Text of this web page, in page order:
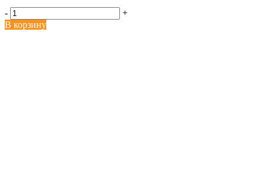
-
+
В корзину